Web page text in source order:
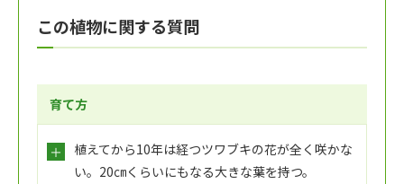
この植物に関する質問
育て方
植えてから10年は経つツワブキの花が全く咲かな
い。20㎝くらいにもなる大きな葉を持つ。